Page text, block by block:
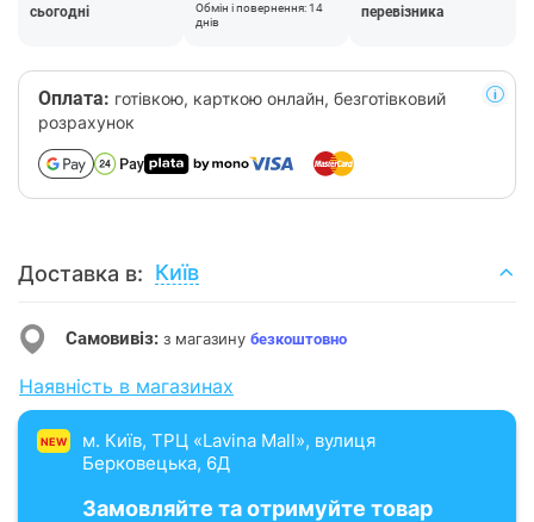
сьогодні
Обмін і повернення: 14
днів
перевізника
Оплата: готівкою, карткою онлайн, безготівковий
розрахунок
Доставка в: Київ
Самовивіз: з магазину безкоштовно
Наявність в магазинах
NEW
м. Київ, ТРЦ «Lavina Mall», вулиця
Берковецька, 6Д
Замовляйте та отримуйте товар